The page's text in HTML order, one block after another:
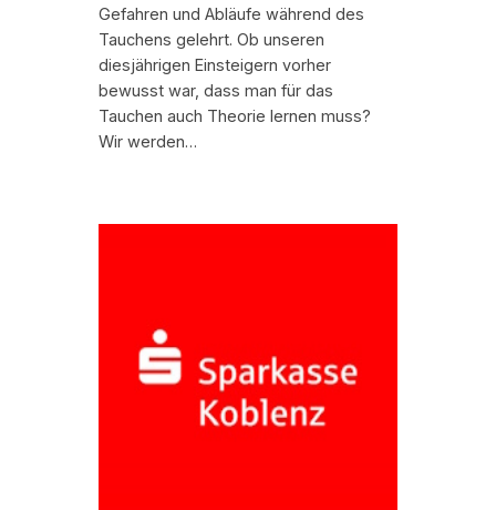
Gefahren und Abläufe während des
Tauchens gelehrt. Ob unseren
diesjährigen Einsteigern vorher
bewusst war, dass man für das
Tauchen auch Theorie lernen muss?
Wir werden…